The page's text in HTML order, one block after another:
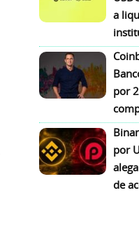
a
por
por
de